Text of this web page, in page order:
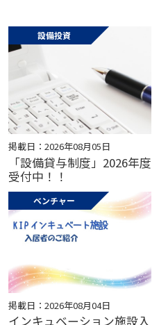
設備投資
掲載日：2026年08月05日
「設備貸与制度」2026年度
受付中！！
ベンチャー
掲載日：2026年08月04日
インキュベーション施設入